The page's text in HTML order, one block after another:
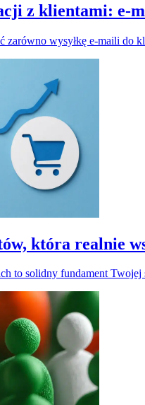
z klientami: e-
zarówno wysyłkę e-maili do
która realnie
to solidny fundament